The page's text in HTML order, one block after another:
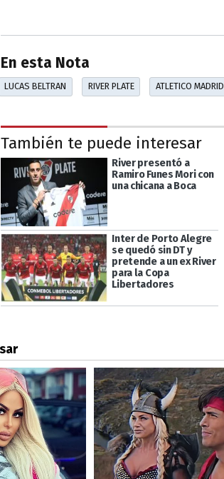
En esta Nota
LUCAS BELTRAN RIVER PLATE ATLETICO MADRID
También te puede interesar
River presentó a
Ramiro Funes Mori con
una chicana a Boca
Inter de Porto Alegre
se quedó sin DT y
pretende a un ex River
para la Copa
Libertadores